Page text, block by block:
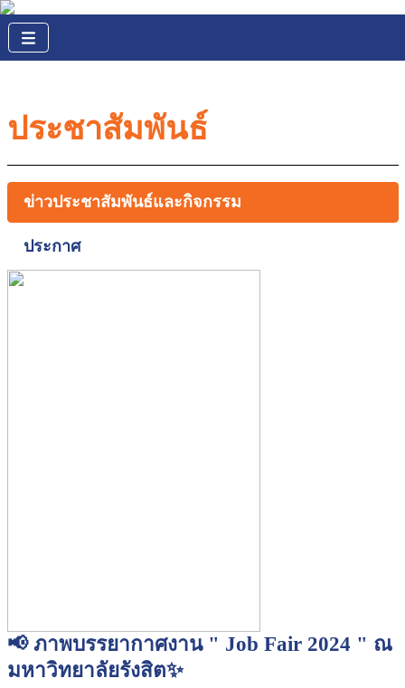
ประชาสัมพันธ์
ข่าวประชาสัมพันธ์และกิจกรรม
ประกาศ
📢 ภาพบรรยากาศงาน " Job Fair 2024 " ณ
มหาวิทยาลัยรังสิต✨